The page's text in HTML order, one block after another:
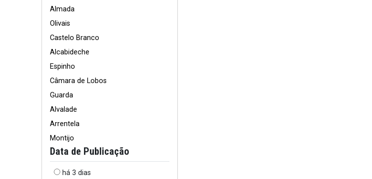
Almada
Olivais
Castelo Branco
Alcabideche
Espinho
Câmara de Lobos
Guarda
Alvalade
Arrentela
Montijo
Data de Publicação
há 3 dias